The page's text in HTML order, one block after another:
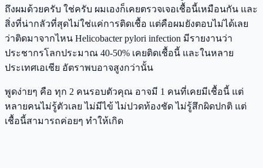
ถึงผมด้วยครับ ใช่ครับ ผมเองก็เคยตรวจเจอเชื้อนี้เหมือนกัน และ
สิ่งที่น่ากลัวที่สุดไม่ใช่แค่การติดเชื้อ แต่คือผมยังตอบไม่ได้เลย
ว่าติดมาจากไหน Helicobacter pylori infection มีรายงานว่า
ประชากรโลกประมาณ 40-50% เคยติดเชื้อนี้ และในหลาย
ประเทศเอเชีย อัตราพบอาจสูงกว่านั้น
พูดง่ายๆ คือ ทุก 2 คนรอบตัวคุณ อาจมี 1 คนที่เคยมีเชื้อนี้ แต่
หลายคนไม่รู้ตัวเลย ไม่มีไข้ ไม่ปวดท้องชัด ไม่รู้สึกผิดปกติ แต่
เชื้อนี้สามารถค่อยๆ ทำให้เกิด